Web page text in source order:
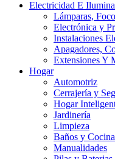
Electricidad E
Lámparas,
Electrónica y
Instalaciones
Apagadores,
Extensiones Y
Hogar
Automotriz
Cerrajería y
Hogar
Jardinería
Limpieza
Baños y
Manualidades